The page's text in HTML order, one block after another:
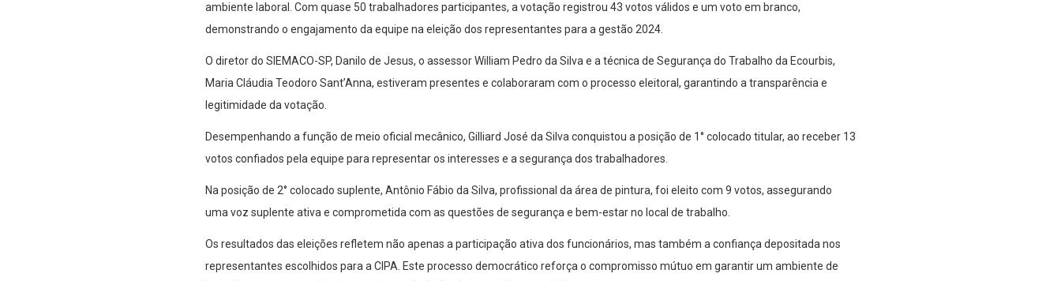
ambiente laboral. Com quase 50 trabalhadores participantes, a votação registrou 43 votos válidos e um voto em branco,
demonstrando o engajamento da equipe na eleição dos representantes para a gestão 2024.
O diretor do SIEMACO-SP, Danilo de Jesus, o assessor William Pedro da Silva e a técnica de Segurança do Trabalho da Ecourbis,
Maria Cláudia Teodoro Sant’Anna, estiveram presentes e colaboraram com o processo eleitoral, garantindo a transparência e
legitimidade da votação.
Desempenhando a função de meio oficial mecânico, Gilliard José da Silva conquistou a posição de 1° colocado titular, ao receber 13
votos confiados pela equipe para representar os interesses e a segurança dos trabalhadores.
Na posição de 2° colocado suplente, Antônio Fábio da Silva, profissional da área de pintura, foi eleito com 9 votos, assegurando
uma voz suplente ativa e comprometida com as questões de segurança e bem-estar no local de trabalho.
Os resultados das eleições refletem não apenas a participação ativa dos funcionários, mas também a confiança depositada nos
representantes escolhidos para a CIPA. Este processo democrático reforça o compromisso mútuo em garantir um ambiente de